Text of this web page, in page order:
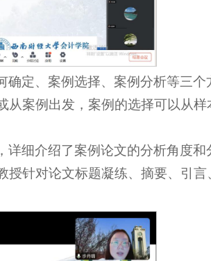
定、案例选择、案例分析等三个
案例出发，案例的选择可以从样
细介绍了案例论文的分析角度和
针对论文标题凝练、摘要、引